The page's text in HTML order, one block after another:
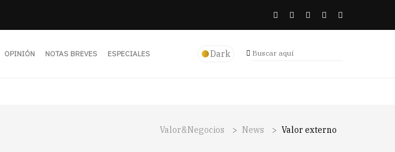
OPINIÓN NOTAS BREVES ESPECIALES Dark
Valor&Negocios > News > Valor externo